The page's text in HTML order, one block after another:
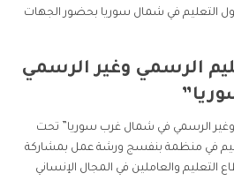
في شمال سوريا بحضور الجهات
الرسمي وغير الرسمي
وغير الرسمي في شمال غرب سوريا” تحت
في منظمة بنفسج ورشة عمل بمشاركة
التعليم والعاملين في المجال الإنساني